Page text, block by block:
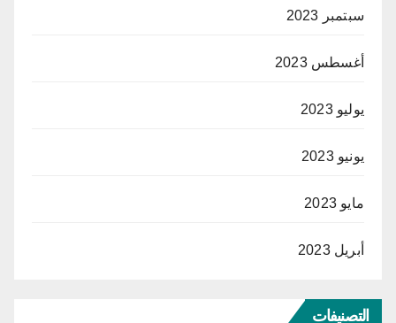
سبتمبر 2023
أغسطس 2023
يوليو 2023
يونيو 2023
مايو 2023
أبريل 2023
التصنيفات